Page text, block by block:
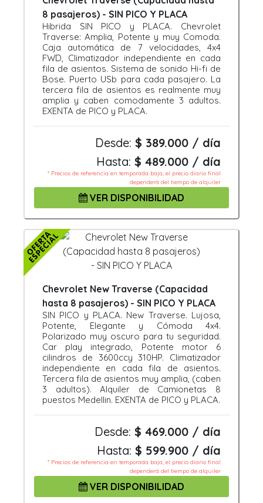
8 pasajeros) - SIN PICO Y PLACA
Hibrida SIN PICO y PLACA. Chevrolet
Traverse: Amplia, Potente y muy Comoda.
Caja automática de 7 velocidades, 4x4
FWD, Climatizador independiente en cada
fila de asientos. Sistema de sonido Hi-fi de
Bose. Puerto USb para cada pasajero. La
tercera fila de asientos es realmente muy
amplia y caben comodamente 3 adultos.
EXENTA de PICO y PLACA.
Desde: $ 389.000 / día
Hasta: $ 489.000 / día
* Precios de referencia en temporada baja, el precio diario final
dependerá del tiempo de alquiler
VER DISPONIBILIDAD
Chevrolet New Traverse (Capacidad
hasta 8 pasajeros) - SIN PICO Y PLACA
SIN PICO y PLACA. New Traverse. Lujosa,
Potente, Elegante y Cómoda 4x4.
Polarizado muy oscuro para tu seguridad.
Car play integrado, Potente motor 6
cilindros de 3600ccy 310HP. Climatizador
independiente en cada fila de asientos.
Tercera fila de asientos muy amplia, (caben
3 adultos). Alquiler de Camionetas 8
puestos Medellin. EXENTA de PICO y PLACA.
Desde: $ 469.000 / día
Hasta: $ 599.900 / día
* Precios de referencia en temporada baja, el precio diario final
dependerá del tiempo de alquiler
VER DISPONIBILIDAD